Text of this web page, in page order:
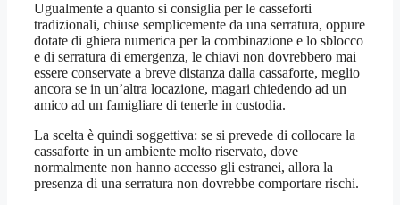
Ugualmente a quanto si consiglia per le casseforti
tradizionali, chiuse semplicemente da una serratura, oppure
dotate di ghiera numerica per la combinazione e lo sblocco
e di serratura di emergenza, le chiavi non dovrebbero mai
essere conservate a breve distanza dalla cassaforte, meglio
ancora se in un’altra locazione, magari chiedendo ad un
amico ad un famigliare di tenerle in custodia.
La scelta è quindi soggettiva: se si prevede di collocare la
cassaforte in un ambiente molto riservato, dove
normalmente non hanno accesso gli estranei, allora la
presenza di una serratura non dovrebbe comportare rischi.